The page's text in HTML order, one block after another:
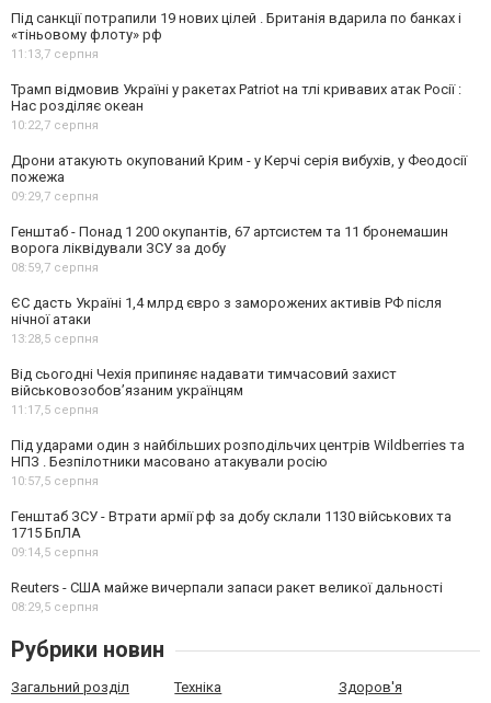
Під санкції потрапили 19 нових цілей . Британія вдарила по банках і
«тіньовому флоту» рф
11:13,7 серпня
Трамп відмовив Україні у ракетах Patriot на тлі кривавих атак Росії :
Нас розділяє океан
10:22,7 серпня
Дрони атакують окупований Крим - у Керчі серія вибухів, у Феодосії
пожежа
09:29,7 серпня
Генштаб - Понад 1 200 окупантів, 67 артсистем та 11 бронемашин
ворога ліквідували ЗСУ за добу
08:59,7 серпня
ЄС дасть Україні 1,4 млрд євро з заморожених активів РФ після
нічної атаки
13:28,5 серпня
Від сьогодні Чехія припиняє надавати тимчасовий захист
військовозобов’язаним українцям
11:17,5 серпня
Під ударами один з найбільших розподільчих центрів Wildberries та
НПЗ . Безпілотники масовано атакували росію
10:57,5 серпня
Генштаб ЗСУ - Втрати армії рф за добу склали 1130 військових та
1715 БпЛА
09:14,5 серпня
Reuters - США майже вичерпали запаси ракет великої дальності
08:29,5 серпня
Рубрики новин
Загальний розділ Техніка Здоров'я